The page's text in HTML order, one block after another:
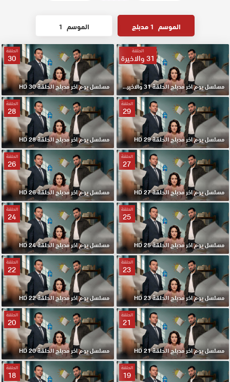
الموسم 1 مدبلج الموسم 1
الحلقة
31 والاخيرة
مسلسل يوم اخر مدبلج الحلقة 31 والاخيرة HD
الحلقة
30
مسلسل يوم اخر مدبلج الحلقة 30 HD
الحلقة
29
مسلسل يوم اخر مدبلج الحلقة 29 HD
الحلقة
28
مسلسل يوم اخر مدبلج الحلقة 28 HD
الحلقة
27
مسلسل يوم اخر مدبلج الحلقة 27 HD
الحلقة
26
مسلسل يوم اخر مدبلج الحلقة 26 HD
الحلقة
25
مسلسل يوم اخر مدبلج الحلقة 25 HD
الحلقة
24
مسلسل يوم اخر مدبلج الحلقة 24 HD
الحلقة
23
مسلسل يوم اخر مدبلج الحلقة 23 HD
الحلقة
22
مسلسل يوم اخر مدبلج الحلقة 22 HD
الحلقة
21
مسلسل يوم اخر مدبلج الحلقة 21 HD
الحلقة
20
مسلسل يوم اخر مدبلج الحلقة 20 HD
الحلقة
19
الحلقة
18